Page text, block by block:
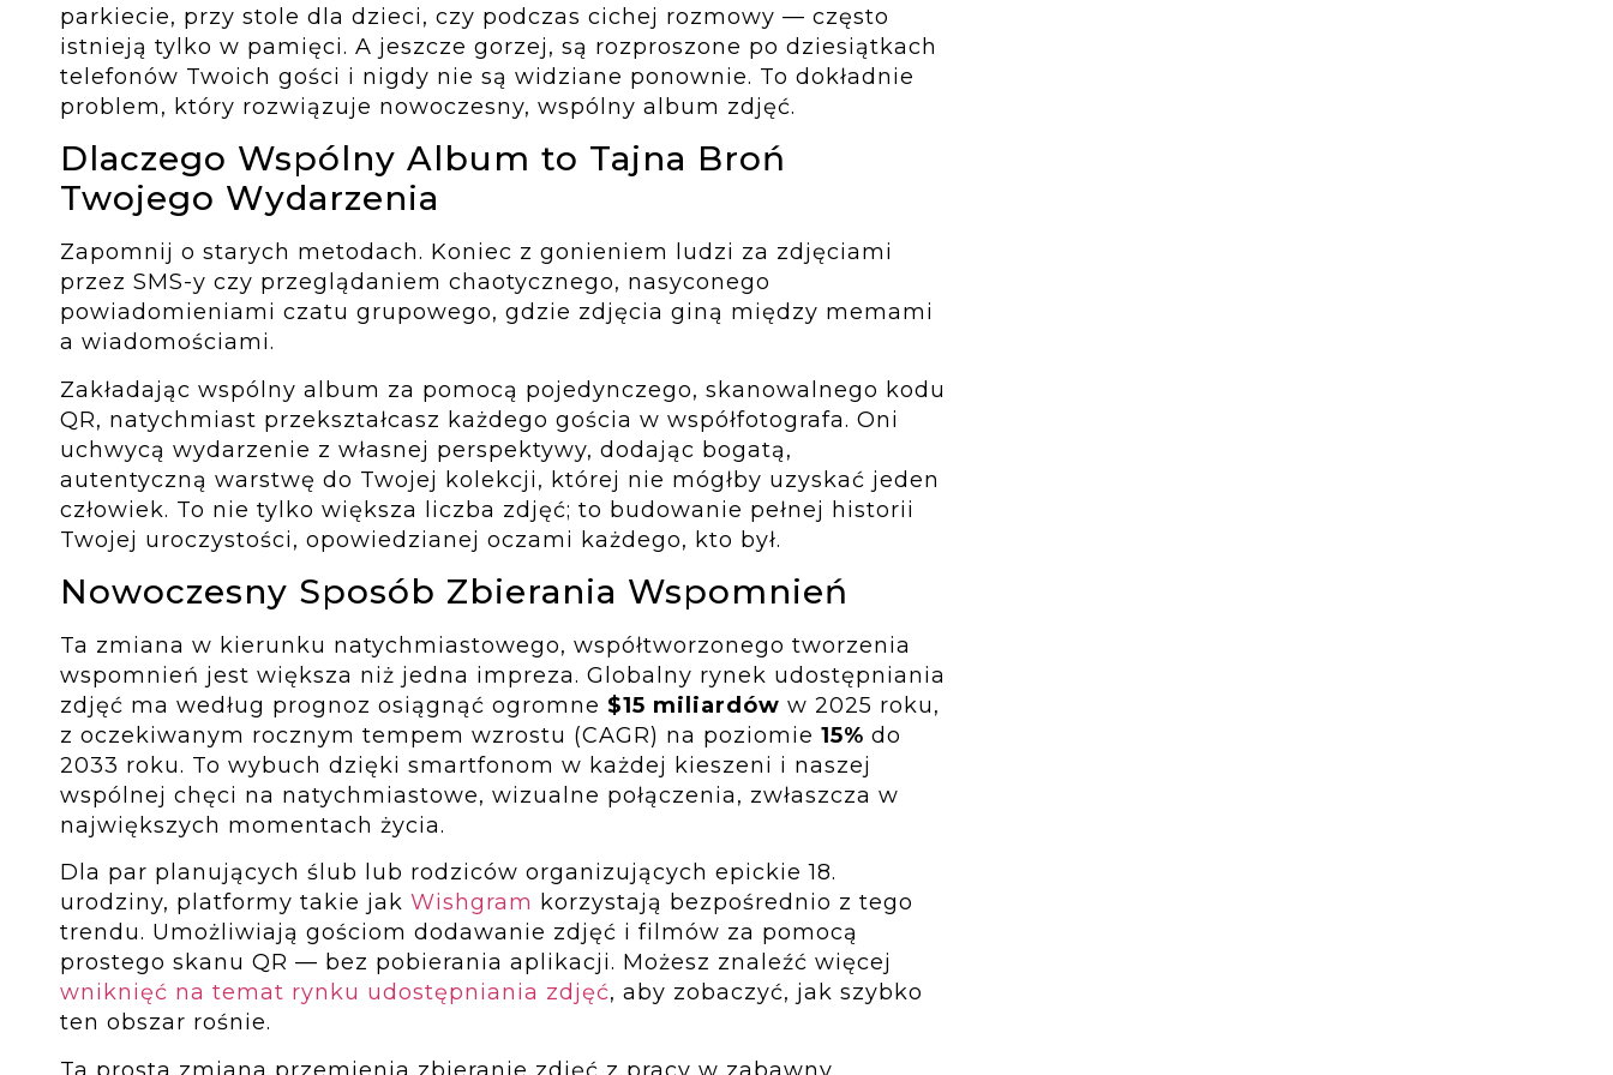
parkiecie, przy stole dla dzieci, czy podczas cichej rozmowy — często
istnieją tylko w pamięci. A jeszcze gorzej, są rozproszone po dziesiątkach
telefonów Twoich gości i nigdy nie są widziane ponownie. To dokładnie
problem, który rozwiązuje nowoczesny, wspólny album zdjęć.
Dlaczego Wspólny Album to Tajna Broń
Twojego Wydarzenia
Zapomnij o starych metodach. Koniec z gonieniem ludzi za zdjęciami
przez SMS-y czy przeglądaniem chaotycznego, nasyconego
powiadomieniami czatu grupowego, gdzie zdjęcia giną między memami
a wiadomościami.
Zakładając wspólny album za pomocą pojedynczego, skanowalnego kodu
QR, natychmiast przekształcasz każdego gościa w współfotografa. Oni
uchwycą wydarzenie z własnej perspektywy, dodając bogatą,
autentyczną warstwę do Twojej kolekcji, której nie mógłby uzyskać jeden
człowiek. To nie tylko większa liczba zdjęć; to budowanie pełnej historii
Twojej uroczystości, opowiedzianej oczami każdego, kto był.
Nowoczesny Sposób Zbierania Wspomnień
Ta zmiana w kierunku natychmiastowego, współtworzonego tworzenia
wspomnień jest większa niż jedna impreza. Globalny rynek udostępniania
zdjęć ma według prognoz osiągnąć ogromne $15 miliardów w 2025 roku,
z oczekiwanym rocznym tempem wzrostu (CAGR) na poziomie15% do
2033 roku. To wybuch dzięki smartfonom w każdej kieszeni i naszej
wspólnej chęci na natychmiastowe, wizualne połączenia, zwłaszcza w
największych momentach życia.
Dla par planujących ślub lub rodziców organizujących epickie 18.
urodziny, platformy takie jakWishgram korzystają bezpośrednio z tego
trendu. Umożliwiają gościom dodawanie zdjęć i filmów za pomocą
prostego skanu QR — bez pobierania aplikacji. Możesz znaleźć więcej
wniknięć na temat rynku udostępniania zdjęć, aby zobaczyć, jak szybko
ten obszar rośnie.